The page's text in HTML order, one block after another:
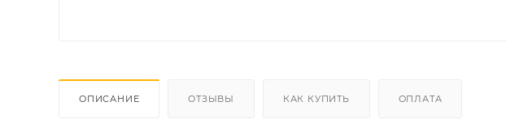
ОПИСАНИЕ ОТЗЫВЫ КАК КУПИТЬ ОПЛАТА